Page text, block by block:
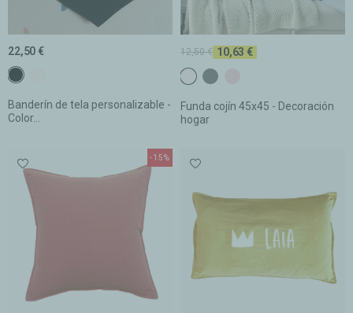
Banderín de tela personalizable -
Color...
22,50 €
c1 Negro
Funda cojín 45x45 - Decoración
hogar
12,50 € 10,63 €
c2 Blancoc4 Gris oscuro
-15%